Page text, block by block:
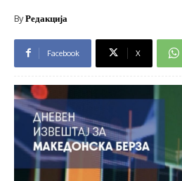
ByРедакција
Facebook X